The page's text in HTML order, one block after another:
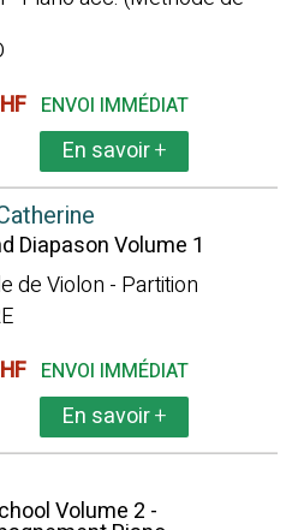
ENVOI IMMÉDIAT
En savoir+
Diapason Volume 1
de Violon - Partition
ENVOI IMMÉDIAT
En savoir+
Volume 2 -